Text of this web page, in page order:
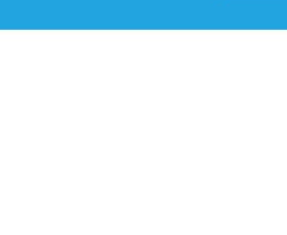
DealDonkey.com 4